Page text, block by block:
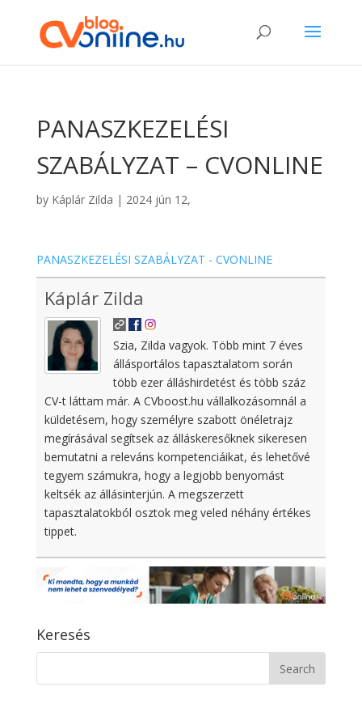
PANASZKEZELÉSI
SZABÁLYZAT – CVONLINE
by Káplár Zilda | 2024 jún 12,
PANASZKEZELÉSI SZABÁLYZAT - CVONLINE
Káplár Zilda
Szia, Zilda vagyok. Több mint 7 éves
állásportálos tapasztalatom során
több ezer álláshirdetést és több száz
CV-t láttam már. A CVboost.hu vállalkozásomnál a
küldetésem, hogy személyre szabott önéletrajz
megírásával segítsek az álláskeresőknek sikeresen
bemutatni a releváns kompetenciáikat, és lehetővé
tegyem számukra, hogy a legjobb benyomást
keltsék az állásinterjún. A megszerzett
tapasztalatokból osztok meg veled néhány értékes
tippet.
Keresés